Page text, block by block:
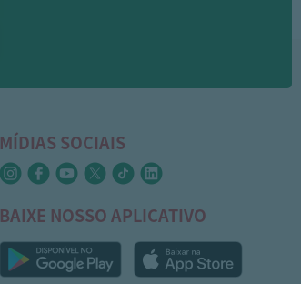
MÍDIAS SOCIAIS
BAIXE NOSSO APLICATIVO